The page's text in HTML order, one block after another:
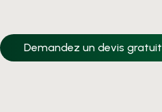
Demandez un devis gratuit